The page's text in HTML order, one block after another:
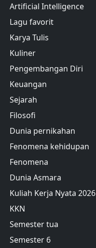
Artificial Intelligence
Lagu favorit
Karya Tulis
Kuliner
Pengembangan Diri
Keuangan
Sejarah
Filosofi
Dunia pernikahan
Fenomena kehidupan
Fenomena
Dunia Asmara
Kuliah Kerja Nyata 2026
KKN
Semester tua
Semester 6